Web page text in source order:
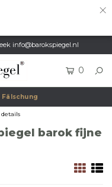
×
info@barokspiegel.nl
0
Fälschung
barok fijne